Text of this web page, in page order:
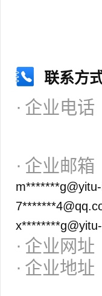
联系方
企业电话
企业邮箱
企业网址
企业地址